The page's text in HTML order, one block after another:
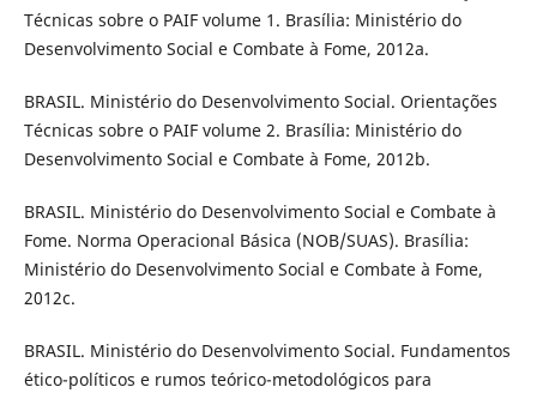
Técnicas sobre o PAIF volume 1. Brasília: Ministério do
Desenvolvimento Social e Combate à Fome, 2012a.
BRASIL. Ministério do Desenvolvimento Social. Orientações
Técnicas sobre o PAIF volume 2. Brasília: Ministério do
Desenvolvimento Social e Combate à Fome, 2012b.
BRASIL. Ministério do Desenvolvimento Social e Combate à
Fome. Norma Operacional Básica (NOB/SUAS). Brasília:
Ministério do Desenvolvimento Social e Combate à Fome,
2012c.
BRASIL. Ministério do Desenvolvimento Social. Fundamentos
ético-políticos e rumos teórico-metodológicos para